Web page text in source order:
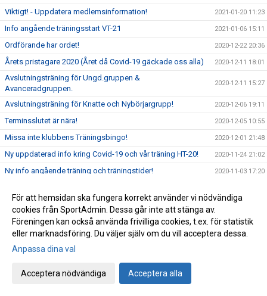
Viktigt! - Uppdatera medlemsinformation! 2021-01-20 11:23
Info angående träningsstart VT-21 2021-01-06 15:11
Ordförande har ordet! 2020-12-22 20:36
Årets pristagare 2020 (Året då Covid-19 gäckade oss alla) 2020-12-11 18:01
Avslutningsträning för Ungd.gruppen &
Avanceradgruppen.
2020-12-11 15:27
Avslutningsträning för Knatte och Nybörjargrupp! 2020-12-06 19:11
Terminsslutet är nära! 2020-12-05 10:55
Missa inte klubbens Träningsbingo! 2020-12-01 21:48
Ny uppdaterad info kring Covid-19 och vår träning HT-20! 2020-11-24 21:02
Ny info angående träning och träningstider! 2020-11-03 17:20
Beslut om skärpta allmänna råd! 2020-10-29 15:45
Träning på Höstlovet? 2020-10-25 22:09
Resultat Bohus-dal Cup 2020-10-04 13:30
Resultat Kroppefjällskampen
Kroppefjällskampen, sönd. 27/9
För att hemsidan ska fungera korrekt använder vi nödvändiga
cookies från SportAdmin. Dessa går inte att stänga av.
Föreningen kan också använda frivilliga cookies, t.ex. för statistik
eller marknadsföring. Du väljer själv om du vill acceptera dessa.
Anpassa dina val
Acceptera nödvändiga Acceptera alla